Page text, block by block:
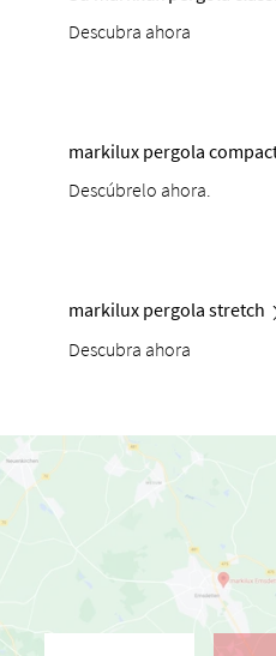
Descubra ahora
markilux pergola
Descúbrelo ahora.
markilux pergola stretch
Descubra ahora